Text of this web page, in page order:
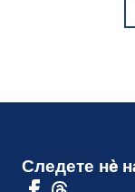
Следете нè